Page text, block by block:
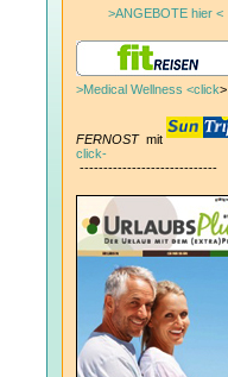
>ANGEBOTE hier <
>Medical Wellness <click>
FERNOSTmit
click-
-----------------------------